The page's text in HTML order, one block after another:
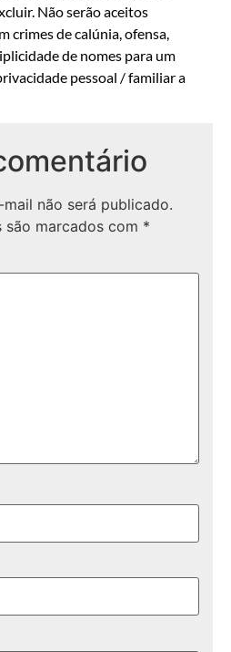
Não serão aceitos
crimes de calúnia, ofensa,
de nomes para um
pessoal / familiar a
não será publicado.
marcados com *